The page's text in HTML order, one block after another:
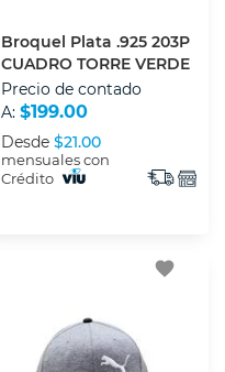
Broquel Plata .925 203P
CUADRO TORRE VERDE
Precio de contado
A: $199.00
Desde $21.00
mensuales con
Crédito
favorite